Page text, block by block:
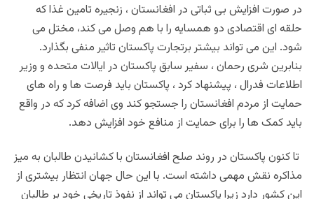
در صورت افزایش بی ثباتی در افغانستان ، زنجیره تامین غذا که
حلقه ای اقتصادی دو همسایه را با هم وصل می کند، مختل می
شود. این می تواند بیشتر برتجارت پاکستان تاثیر منفی بگذارد.
بنابرین شری رحمان ، سفیر سابق پاکستان در ایالات متحده و وزیر
اطلاعات فدرال ، پیشنهاد کرد ، پاکستان باید فرصت ها و راه های
حمایت از مردم افغانستان را جستجو کند وی اضافه کرد که در واقع
باید کمک ها را برای حمایت از منافع خود افزایش دهد.
تا کنون پاکستان در روند صلح افغانستان با کشانیدن طالبان به میز
مذاکره نقش مهمی داشته است. با این حال جهان انتظار بیشتری از
این کشور دارد زیرا پاکستان می تواند از نفوذ تاریخی خود بر طالبان